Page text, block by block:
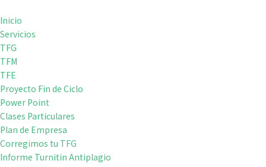
Inicio
Servicios
TFG
TFM
TFE
Proyecto Fin de Ciclo
Power Point
Clases Particulares
Plan de Empresa
Corregimos tu TFG
Informe Turnitin Antiplagio